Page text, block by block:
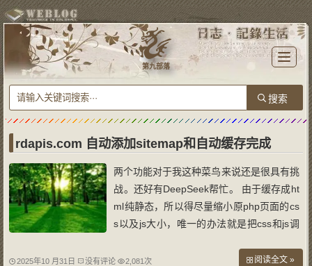
T
o
l
e
n
i
n
第九部落
rdapis.com 自动添加sitemap和自动缓存完成
两个功能对于我这种菜鸟来说还是很具有挑
战。还好有DeepSeek帮忙。 由于缓存成ht
ml纯静态，所以得尽量缩小原php页面的cs
s以及js大小，唯一的办法就是把css和js调
查询js里嵌套有php语言，所以不能直接拷
2025年10 月31日 没有评论 2,081次 阅读全文 »